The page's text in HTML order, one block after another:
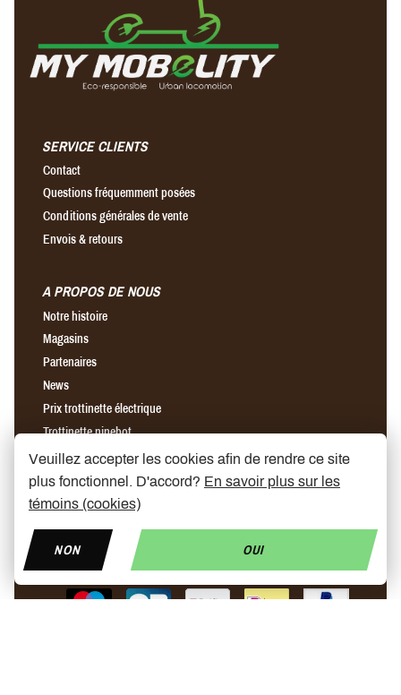
SERVICE CLIENTS
Contact
Questions fréquemment posées
Conditions générales de vente
Envois & retours
A PROPOS DE NOUS
Notre histoire
Magasins
Partenaires
News
Prix trottinette électrique
Trottinette ninebot
Chargeur rapide pour trottinette électrique
Find us on Facebook
Veuillez accepter les cookies afin de rendre ce site
plus fonctionnel. D'accord? En savoir plus sur les
témoins (cookies)
NON OUI